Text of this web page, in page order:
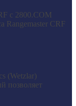
с 2800.COM
Rangemaster CRF
(Wetzlar)
позволяет